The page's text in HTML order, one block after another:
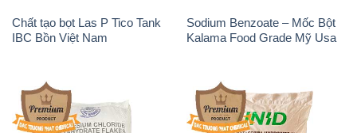
Chất tạo bọt Las P Tico Tank
IBC Bồn Việt Nam
Sodium Benzoate – Mốc Bột
Kalama Food Grade Mỹ Usa